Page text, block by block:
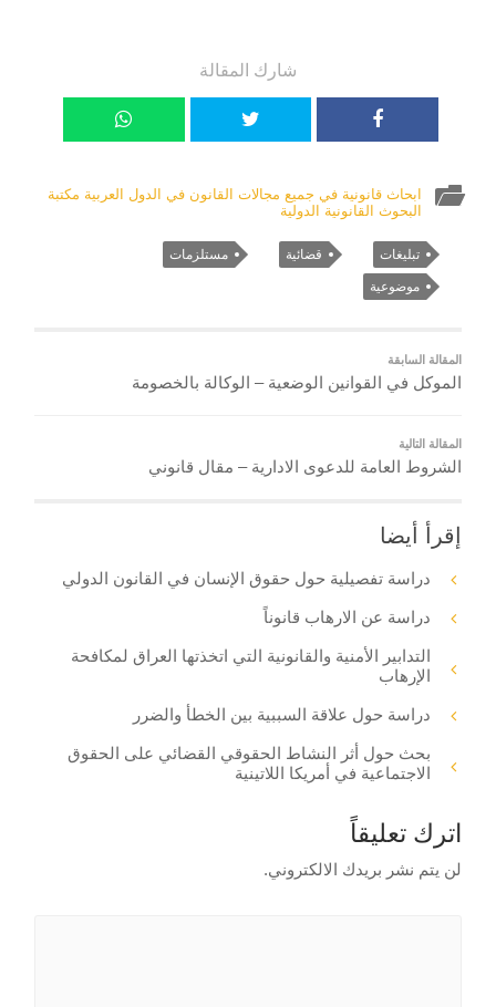
شارك المقالة
ابحاث قانونية في جميع مجالات القانون في الدول العربية مكتبة
البحوث القانونية الدولية
تبليغات قضائية مستلزمات
موضوعية
المقالة السابقة
الموكل في القوانين الوضعية – الوكالة بالخصومة
المقالة التالية
الشروط العامة للدعوى الادارية – مقال قانوني
إقرأ أيضا
دراسة تفصيلية حول حقوق الإنسان في القانون الدولي
دراسة عن الارهاب قانوناً
التدابير الأمنية والقانونية التي اتخذتها العراق لمكافحة
الإرهاب
دراسة حول علاقة السببية بين الخطأ والضرر
بحث حول أثر النشاط الحقوقي القضائي على الحقوق
الاجتماعية في أمريكا اللاتينية
اترك تعليقاً
لن يتم نشر بريدك الالكتروني.